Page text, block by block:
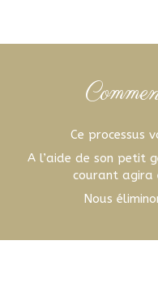
Ce processus
A l’aide de son petit
courant agira
Nous